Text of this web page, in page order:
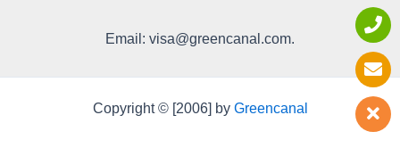
Email: visa@greencanal.com.
Copyright © [2006] by Greencanal